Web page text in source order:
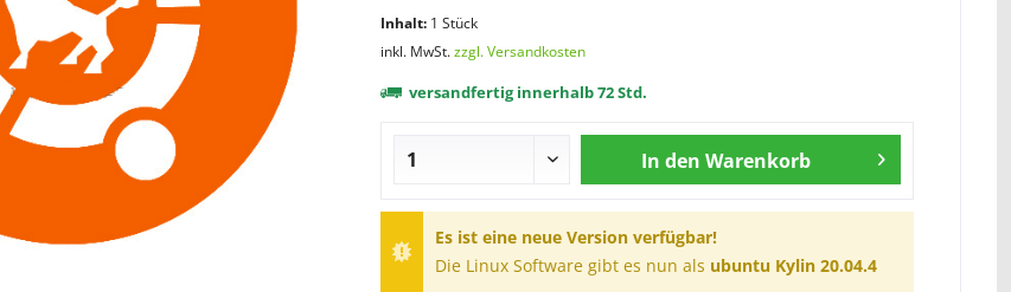
Inhalt: 1 Stück
inkl. MwSt.zzgl. Versandkosten
versandfertig innerhalb 72 Std.
In den Warenkorb
Es ist eine neue Version verfügbar!
Die Linux Software gibt es nun als ubuntu Kylin 20.04.4